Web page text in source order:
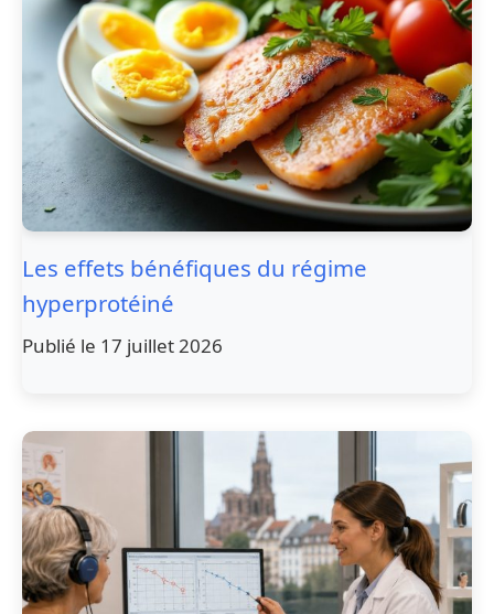
Les effets bénéfiques du régime
hyperprotéiné
Publié le 17 juillet 2026